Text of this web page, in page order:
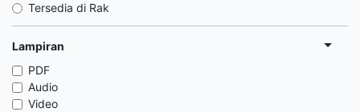
Tersedia di Rak
Lampiran
PDF
Audio
Video